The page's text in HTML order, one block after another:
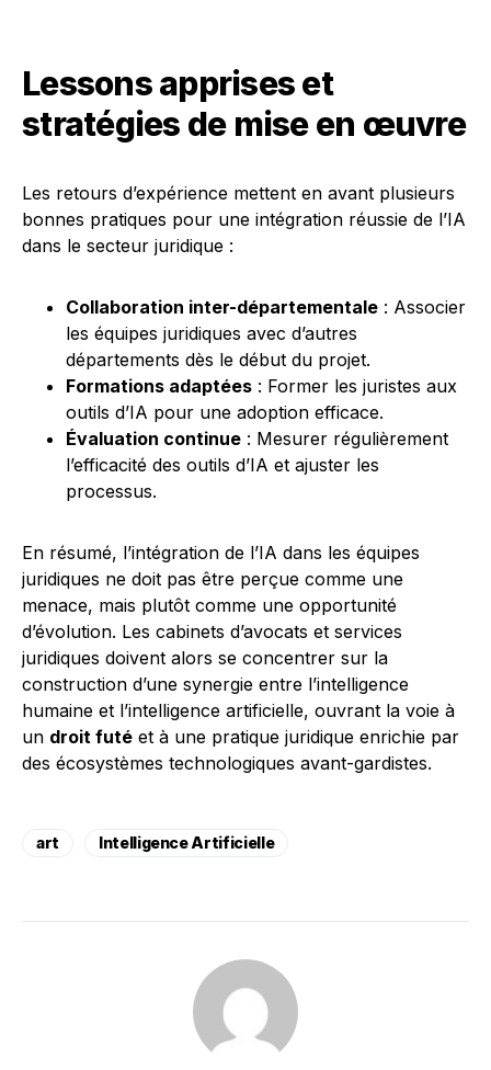
Lessons apprises et
stratégies de mise en œuvre
Les retours d’expérience mettent en avant plusieurs
bonnes pratiques pour une intégration réussie de l’IA
dans le secteur juridique :
Collaboration inter-départementale : Associer
les équipes juridiques avec d’autres
départements dès le début du projet.
Formations adaptées : Former les juristes aux
outils d’IA pour une adoption efficace.
Évaluation continue : Mesurer régulièrement
l’efficacité des outils d’IA et ajuster les
processus.
En résumé, l’intégration de l’IA dans les équipes
juridiques ne doit pas être perçue comme une
menace, mais plutôt comme une opportunité
d’évolution. Les cabinets d’avocats et services
juridiques doivent alors se concentrer sur la
construction d’une synergie entre l’intelligence
humaine et l’intelligence artificielle, ouvrant la voie à
un droit futé et à une pratique juridique enrichie par
des écosystèmes technologiques avant-gardistes.
art Intelligence Artificielle